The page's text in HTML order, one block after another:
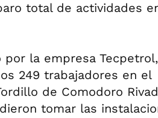
total de actividades
la empresa
249 trabajadores en el
de Comodoro
tomar las